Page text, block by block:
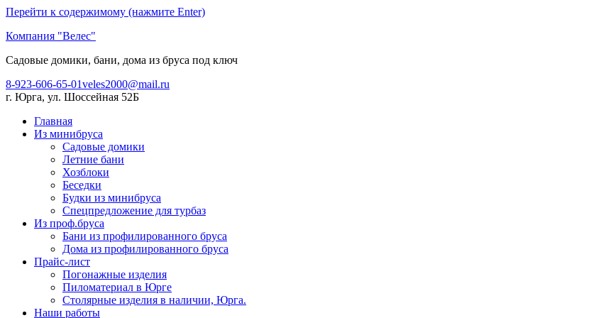
Перейти к содержимому (нажмите Enter)
Компания "Велес"
Садовые домики, бани, дома из бруса под ключ
8-923-606-65-01veles2000@mail.ru
г. Юрга, ул. Шоссейная 52Б
Главная
Из минибруса
Садовые домики
Летние бани
Хозблоки
Беседки
Будки из минибруса
Спецпредложение для турбаз
Из проф.бруса
Бани из профилированного бруса
Дома из профилированного бруса
Прайс-лист
Погонажные изделия
Пиломатериал в Юрге
Столярные изделия в наличии, Юрга.
Наши работы